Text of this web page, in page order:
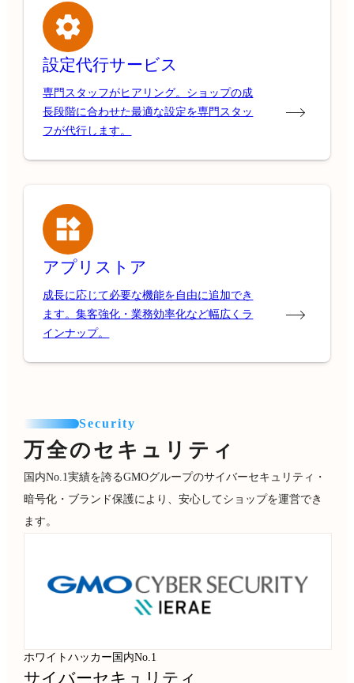
設定代行サービス
専門スタッフがヒアリング。ショップの成
長段階に合わせた最適な設定を専門スタッ
フが代行します。
アプリストア
成長に応じて必要な機能を自由に追加でき
ます。集客強化・業務効率化など幅広くラ
インナップ。
Security
万全のセキュリティ
国内No.1実績を誇るGMOグループのサイバーセキュリティ・
暗号化・ブランド保護により、安心してショップを運営でき
ます。
ホワイトハッカー国内No.1
サイバーセキュリティ